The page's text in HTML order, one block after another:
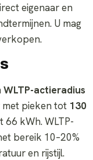
eigenaar en
U mag
WLTP-actieradius
met pieken tot 130
kWh. WLTP-
bereik 10–20%
en rijstijl.